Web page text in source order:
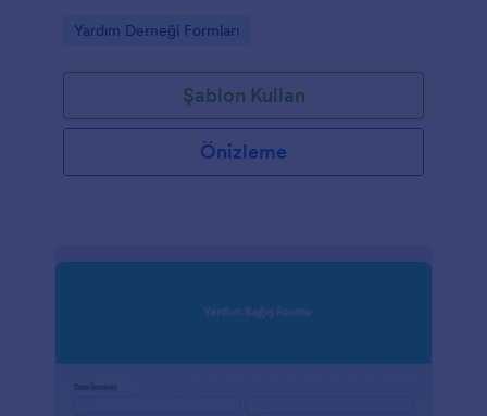
Go to Category:
Yardım Derneği Formları
Şablon Kullan
Önizleme